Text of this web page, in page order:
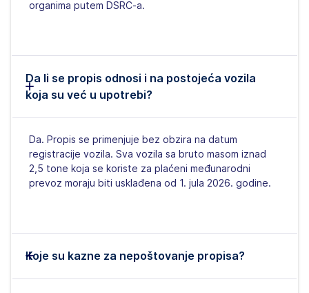
organima putem DSRC-a.
Da li se propis odnosi i na postojeća vozila
koja su već u upotrebi?
Da. Propis se primenjuje bez obzira na datum
registracije vozila. Sva vozila sa bruto masom iznad
2,5 tone koja se koriste za plaćeni međunarodni
prevoz moraju biti usklađena od 1. jula 2026. godine.
Koje su kazne za nepoštovanje propisa?